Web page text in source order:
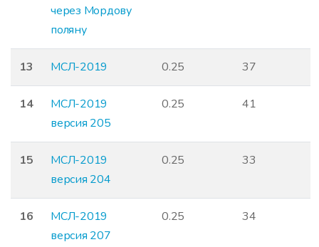
через Мордову
поляну
13 МСЛ-2019 0.25 37
14
МСЛ-2019
версия 205
0.25 41
15
МСЛ-2019
версия 204
0.25 33
16
МСЛ-2019
версия 207
0.25 34